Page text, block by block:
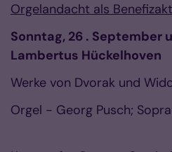
Orgelandacht als
Sonntag, 26 . September
Lambertus Hückelhoven
Werke von Dvorak und
Orgel - Georg Pusch;